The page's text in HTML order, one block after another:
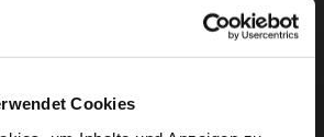
Cookies
Autowelt Schmidt